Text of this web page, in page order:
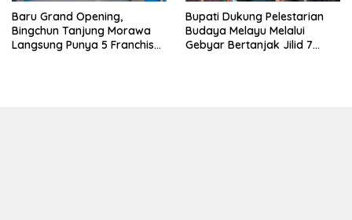
‎Baru Grand Opening,
Bingchun Tanjung Morawa
Langsung Punya 5 Franchise
Bupati Dukung Pelestarian
Budaya Melayu Melalui
Gebyar Bertanjak Jilid 7